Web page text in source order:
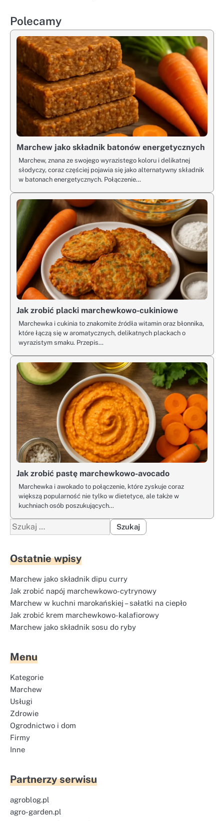
Polecamy
Marchew jako składnik batonów energetycznych
Marchew, znana ze swojego wyrazistego koloru i delikatnej
słodyczy, coraz częściej pojawia się jako alternatywny składnik
w batonach energetycznych. Połączenie…
Jak zrobić placki marchewkowo-cukiniowe
Marchewka i cukinia to znakomite źródła witamin oraz błonnika,
które łączą się w aromatycznych, delikatnych plackach o
wyrazistym smaku. Przepis…
Jak zrobić pastę marchewkowo-avocado
Marchewka i awokado to połączenie, które zyskuje coraz
większą popularność nie tylko w dietetyce, ale także w
kuchniach osób poszukujących…
Szukaj:
Ostatnie wpisy
Marchew jako składnik dipu curry
Jak zrobić napój marchewkowo-cytrynowy
Marchew w kuchni marokańskiej – sałatki na ciepło
Jak zrobić krem marchewkowo-kalafiorowy
Marchew jako składnik sosu do ryby
Menu
Kategorie
Marchew
Usługi
Zdrowie
Ogrodnictwo i dom
Firmy
Inne
Partnerzy serwisu
agroblog.pl
agro-garden.pl